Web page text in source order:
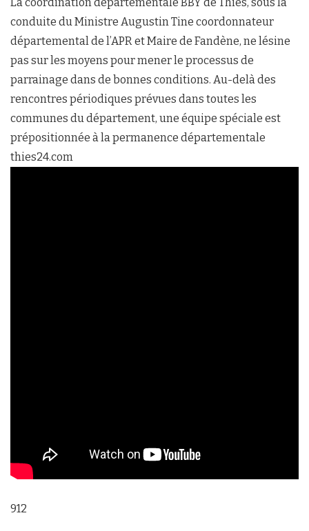
conduite du Ministre Augustin Tine coordonnateur
départemental de l’APR et Maire de Fandène, ne lésine
pas sur les moyens pour mener le processus de
parrainage dans de bonnes conditions. Au-delà des
rencontres périodiques prévues dans toutes les
communes du département, une équipe spéciale est
prépositionnée à la permanence départementale
thies24.com
912